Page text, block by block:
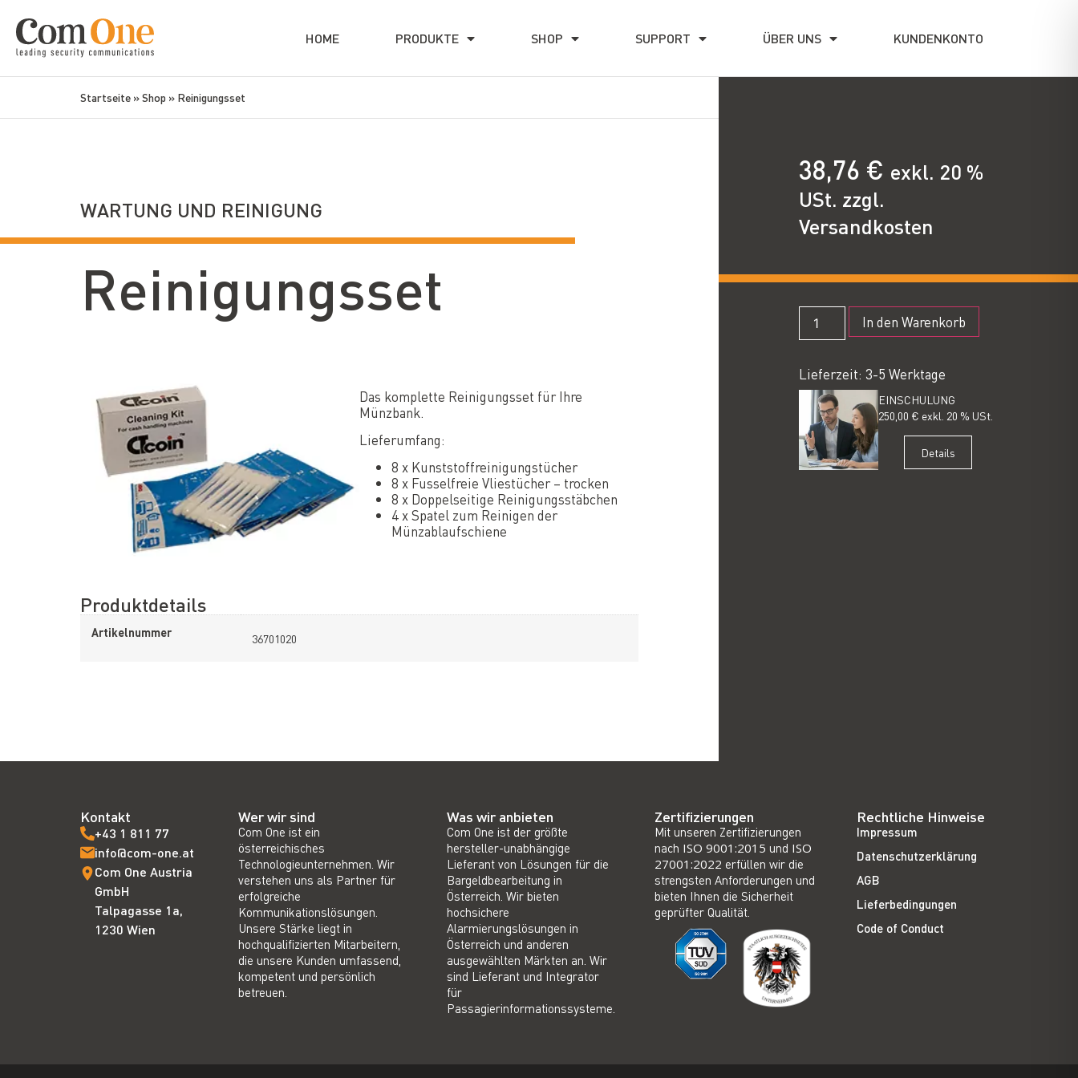
HOME PRODUKTE SHOP SUPPORT ÜBER UNS KUNDENKONTO
Startseite »Shop » Reinigungsset
WARTUNG UND REINIGUNG
Reinigungsset
Das komplette Reinigungsset für Ihre
Münzbank.
Lieferumfang:
8 x Kunststoffreinigungstücher
8 x Fusselfreie Vliestücher – trocken
8 x Doppelseitige Reinigungsstäbchen
4 x Spatel zum Reinigen der
Münzablaufschiene
Produktdetails
Artikelnummer 36701020
38,76 € exkl. 20 %
USt. zzgl.
Versandkosten
In den Warenkorb
Lieferzeit: 3-5 Werktage
EINSCHULUNG
250,00 € exkl. 20 % USt.
Details
Kontakt
+43 1 811 77
info@com-one.at
Com One Austria
GmbH
Talpagasse 1a,
1230 Wien
Wer wir sind
Com One ist ein
österreichisches
Technologieunternehmen. Wir
verstehen uns als Partner für
erfolgreiche
Kommunikationslösungen.
Unsere Stärke liegt in
hochqualifizierten Mitarbeitern,
die unsere Kunden umfassend,
kompetent und persönlich
betreuen.
Was wir anbieten
Com One ist der größte
hersteller-unabhängige
Lieferant von Lösungen für die
Bargeldbearbeitung in
Österreich. Wir bieten
hochsichere
Alarmierungslösungen in
Österreich und anderen
ausgewählten Märkten an. Wir
sind Lieferant und Integrator
für
Passagierinformationssysteme.
Zertifizierungen
Mit unseren Zertifizierungen
nach ISO 9001:2015 und ISO
27001:2022 erfüllen wir die
strengsten Anforderungen und
bieten Ihnen die Sicherheit
geprüfter Qualität.
Rechtliche Hinweise
Impressum
Datenschutzerklärung
AGB
Lieferbedingungen
Code of Conduct